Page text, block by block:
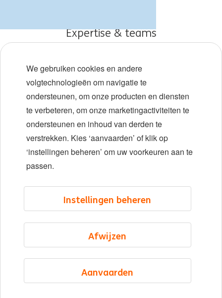
Expertise & teams
Diversiteit en inclusie
Locaties
Evenementen
©2026 ING
Privacyverklaring
Cookie management
We gebruiken cookies en andere
volgtechnologieën om navigatie te
ondersteunen, om onze producten en diensten
te verbeteren, om onze marketingactiviteiten te
ondersteunen en inhoud van derden te
verstrekken. Kies ‘aanvaarden’ of klik op
‘instellingen beheren’ om uw voorkeuren aan te
passen.
Aanvaarden
Afwijzen
Instellingen beheren